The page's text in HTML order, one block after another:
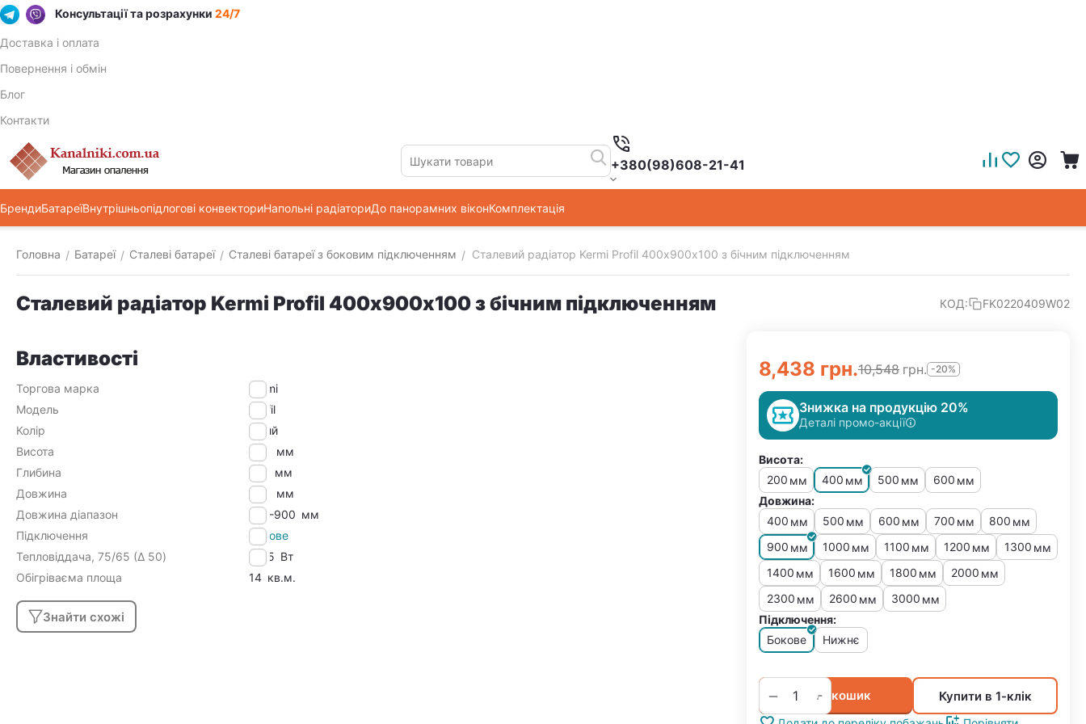
Консультації та розрахунки 24/7
Доставка і оплата
Повернення і обмін
Блог
Контакти
+380(98)608-21-41
БрендиБатареїВнутрішньопідлогові конвекториНапольні радіаториДо панорамних віконКомплектація
Головна / Батареї / Сталеві батареї / Сталеві батареї з боковим підключенням / Сталевий радіатор Kermi Profil 400х900х100 з бічним підключенням
Сталевий радіатор Kermi Profil 400х900х100 з бічним підключенням КОД: FK0220409W02
8,438 грн.10,548 грн. -20%
Знижка на продукцію 20%
Деталі промо-акції
Висота:
200 мм 400 мм 500 мм 600 мм
Довжина:
400 мм 500 мм 600 мм 700 мм 800 мм
900 мм 1000 мм 1100 мм 1200 мм 1300 мм
1400 мм 1600 мм 1800 мм 2000 мм
2300 мм 2600 мм 3000 мм
Підключення:
Бокове
Нижнє
+
− У кошик Купити в 1-клік
Властивості
Торгова марка
Kermi
Модель
Profil
Колір
Білий
Висота
400
мм
Глибина
100
мм
Довжина
900
мм
Довжина діапазон
801-900 мм
Підключення
Бокове
Тепловіддача, 75/65 (Δ 50)
1155 Вт
Обігріваєма площа
14 кв.м.
Знайти схожі